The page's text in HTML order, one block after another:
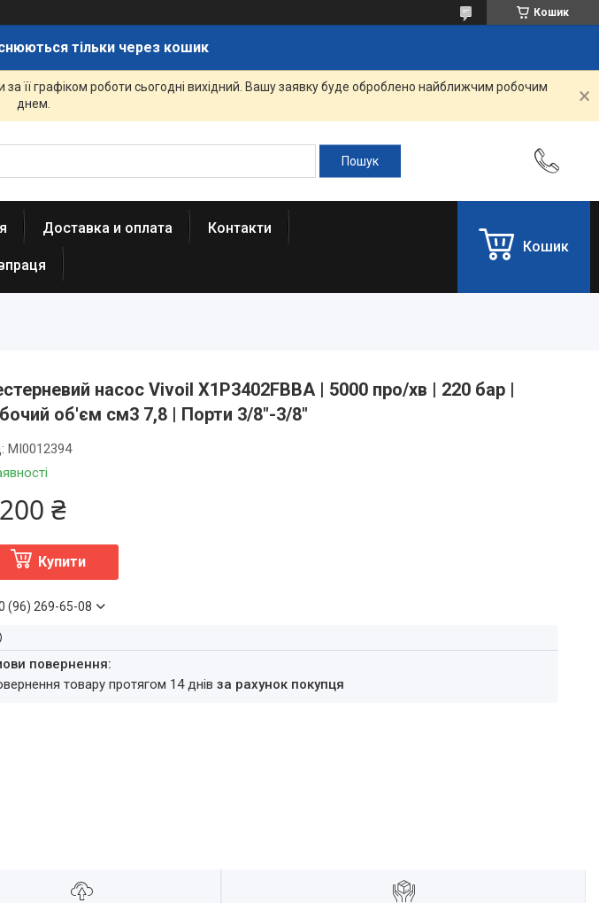
Кошик
тільки через кошик
її графіком роботи сьогодні вихідний. Вашу заявку буде оброблено найближчим робочим
днем.
Доставка и оплата Контакти
Кошик
насос Vivoil X1P3402FBBA | 5000 про/хв | 220 бар |
об'єм см3 7,8 | Порти 3/8"-3/8"
MI0012394
₴
Купити
(96) 269-65-08
товару протягом 14 днівза рахунок покупця